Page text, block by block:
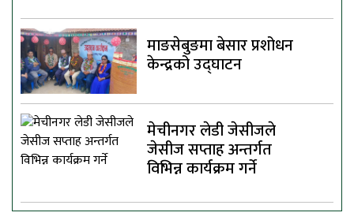
माङसेबुङमा बेसार प्रशोधन
केन्द्रको उद्घाटन
मेचीनगर लेडी जेसीजले
जेसीज सप्ताह अन्तर्गत
विभिन्न कार्यक्रम गर्ने